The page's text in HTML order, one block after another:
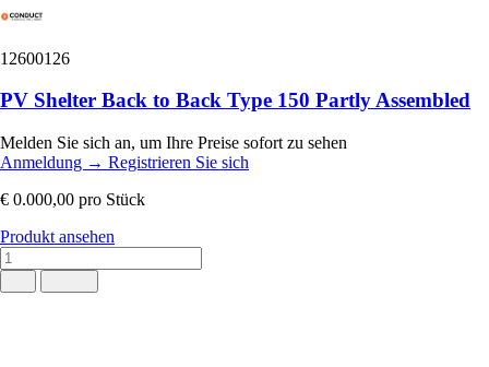
12600126
PV Shelter Back to Back Type 150 Partly Assembled
Melden Sie sich an, um Ihre Preise sofort zu sehen
Anmeldung → Registrieren Sie sich
€ 0.000,00 pro Stück
Produkt ansehen